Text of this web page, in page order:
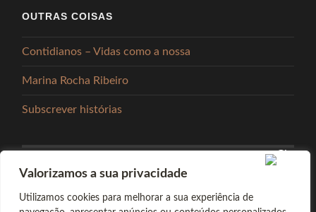
Valorizamos a sua privacidade
Utilizamos cookies para melhorar a sua experiência de
OUTRAS COISAS
Contidianos – Vidas como a nossa
Marina Rocha Ribeiro
Subscrever histórias